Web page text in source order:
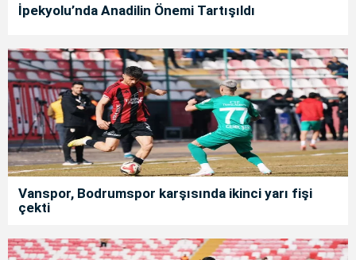
İpekyolu’nda Anadilin Önemi Tartışıldı
Vanspor, Bodrumspor karşısında ikinci yarı fişi
çekti